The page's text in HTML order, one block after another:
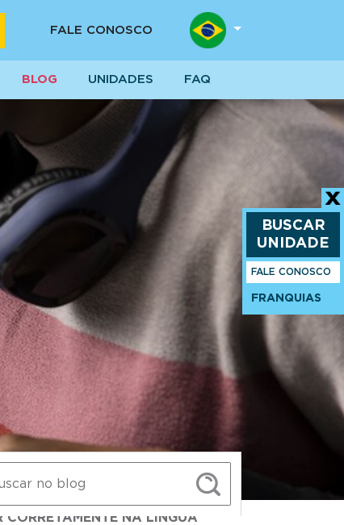
FALE CONOSCO
BLOG UNIDADES FAQ
NA LÍNGUA
BUSCAR
UNIDADE
FALE CONOSCO
FRANQUIAS